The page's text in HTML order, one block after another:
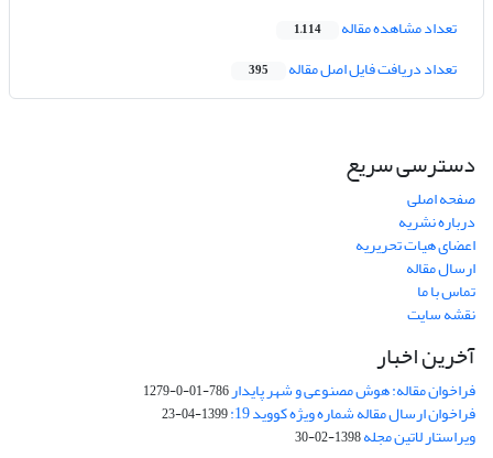
تعداد مشاهده مقاله 1,114
تعداد دریافت فایل اصل مقاله 395
دسترسی سریع
صفحه اصلی
درباره نشریه
اعضای هیات تحریریه
ارسال مقاله
تماس با ما
نقشه سایت
آخرین اخبار
فراخوان مقاله: هوش مصنوعی و شهر پایدار786-01-0-1279
فراخوان ارسال مقاله شماره ویژه کووید 19: 1399-04-23
ویراستار لاتین مجله1398-02-30